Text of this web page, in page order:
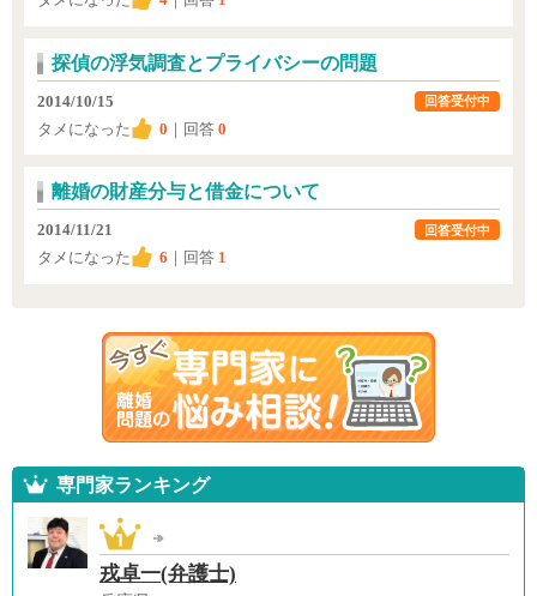
探偵の浮気調査とプライバシーの問題
2014/10/15
タメになった
0 ｜回答 0
回答受付中
離婚の財産分与と借金について
2014/11/21
タメになった
6 ｜回答 1
回答受付中
専門家ランキング
戎卓一(弁護士)